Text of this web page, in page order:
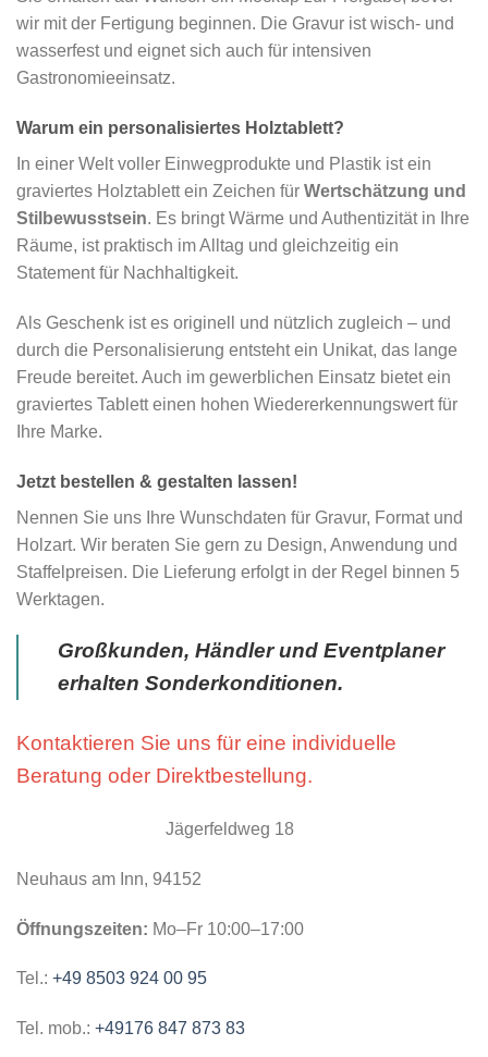
wir mit der Fertigung beginnen. Die Gravur ist wisch- und
wasserfest und eignet sich auch für intensiven
Gastronomieeinsatz.
Warum ein personalisiertes Holztablett?
In einer Welt voller Einwegprodukte und Plastik ist ein
graviertes Holztablett ein Zeichen für Wertschätzung und
Stilbewusstsein. Es bringt Wärme und Authentizität in Ihre
Räume, ist praktisch im Alltag und gleichzeitig ein
Statement für Nachhaltigkeit.
Als Geschenk ist es originell und nützlich zugleich – und
durch die Personalisierung entsteht ein Unikat, das lange
Freude bereitet. Auch im gewerblichen Einsatz bietet ein
graviertes Tablett einen hohen Wiedererkennungswert für
Ihre Marke.
Jetzt bestellen & gestalten lassen!
Nennen Sie uns Ihre Wunschdaten für Gravur, Format und
Holzart. Wir beraten Sie gern zu Design, Anwendung und
Staffelpreisen. Die Lieferung erfolgt in der Regel binnen 5
Werktagen.
Großkunden, Händler und Eventplaner
erhalten Sonderkonditionen.
Kontaktieren Sie uns für eine individuelle
Beratung oder Direktbestellung.
Jägerfeldweg 18
Neuhaus am Inn, 94152
Öffnungszeiten: Mo–Fr 10:00–17:00
Tel.: +49 8503 924 00 95
Tel. mob.: +49176 847 873 83